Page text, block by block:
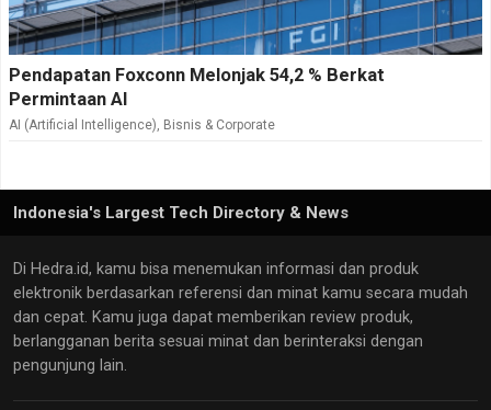
Pendapatan Foxconn Melonjak 54,2 % Berkat
Permintaan AI
AI (Artificial Intelligence), Bisnis & Corporate
Indonesia's Largest Tech Directory & News
Di Hedra.id, kamu bisa menemukan informasi dan produk
elektronik berdasarkan referensi dan minat kamu secara mudah
dan cepat. Kamu juga dapat memberikan review produk,
berlangganan berita sesuai minat dan berinteraksi dengan
pengunjung lain.